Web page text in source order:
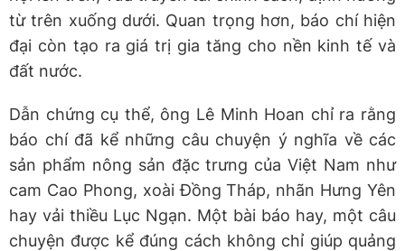
từ trên xuống dưới. Quan trọng hơn, báo chí hiện
đại còn tạo ra giá trị gia tăng cho nền kinh tế và
đất nước.
Dẫn chứng cụ thể, ông Lê Minh Hoan chỉ ra rằng
báo chí đã kể những câu chuyện ý nghĩa về các
sản phẩm nông sản đặc trưng của Việt Nam như
cam Cao Phong, xoài Đồng Tháp, nhãn Hưng Yên
hay vải thiều Lục Ngạn. Một bài báo hay, một câu
chuyện được kể đúng cách không chỉ giúp quảng